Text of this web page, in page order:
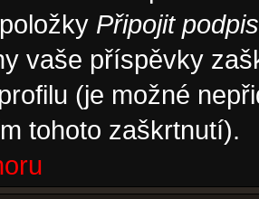
Připojit podpis
vaše příspěvky
(je možné
tohoto zaškrtnutí).